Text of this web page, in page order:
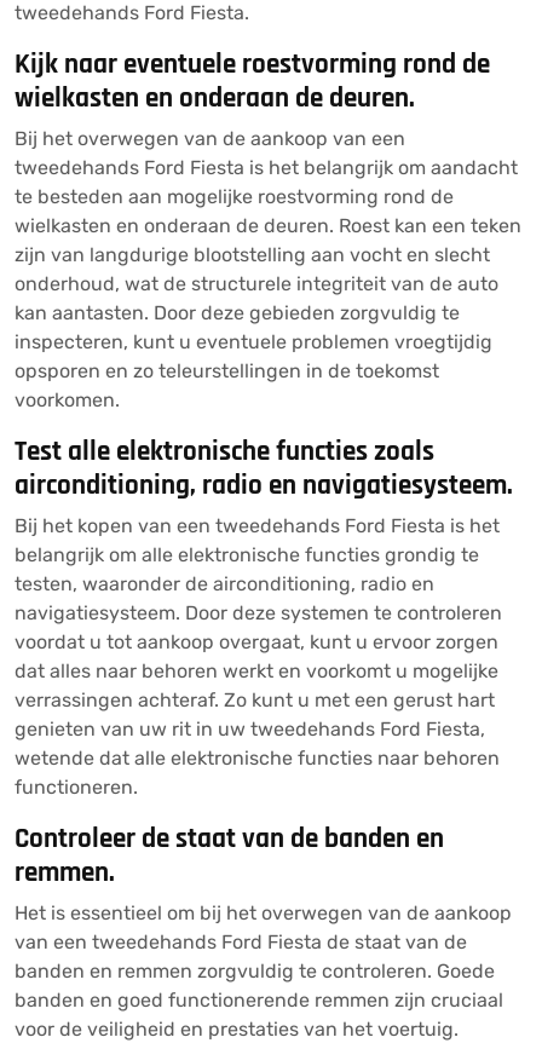
tweedehands Ford Fiesta.
Kijk naar eventuele roestvorming rond de
wielkasten en onderaan de deuren.
Bij het overwegen van de aankoop van een
tweedehands Ford Fiesta is het belangrijk om aandacht
te besteden aan mogelijke roestvorming rond de
wielkasten en onderaan de deuren. Roest kan een teken
zijn van langdurige blootstelling aan vocht en slecht
onderhoud, wat de structurele integriteit van de auto
kan aantasten. Door deze gebieden zorgvuldig te
inspecteren, kunt u eventuele problemen vroegtijdig
opsporen en zo teleurstellingen in de toekomst
voorkomen.
Test alle elektronische functies zoals
airconditioning, radio en navigatiesysteem.
Bij het kopen van een tweedehands Ford Fiesta is het
belangrijk om alle elektronische functies grondig te
testen, waaronder de airconditioning, radio en
navigatiesysteem. Door deze systemen te controleren
voordat u tot aankoop overgaat, kunt u ervoor zorgen
dat alles naar behoren werkt en voorkomt u mogelijke
verrassingen achteraf. Zo kunt u met een gerust hart
genieten van uw rit in uw tweedehands Ford Fiesta,
wetende dat alle elektronische functies naar behoren
functioneren.
Controleer de staat van de banden en
remmen.
Het is essentieel om bij het overwegen van de aankoop
van een tweedehands Ford Fiesta de staat van de
banden en remmen zorgvuldig te controleren. Goede
banden en goed functionerende remmen zijn cruciaal
voor de veiligheid en prestaties van het voertuig.